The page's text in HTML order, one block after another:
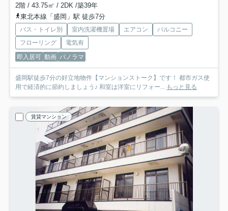
2階 / 43.75㎡ / 2DK /築39年
東北本線「盛岡」駅 徒歩7分
バス・トイレ別 室内洗濯機置場 エアコン
バルコニー
フローリング
電気有
即入居可 動画 パノラマ
盛岡駅徒歩7分の好立地物件【マンションストーク】です！ 都市ガス使
用で経済的に節約しましょう♪ 和室は洋室にリフォー...
もっと見る
賃貸マンション